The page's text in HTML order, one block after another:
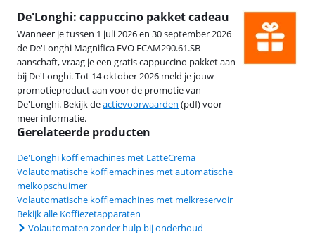
De'Longhi: cappuccino pakket cadeau
Wanneer je tussen 1 juli 2026 en 30 september 2026
de De'Longhi Magnifica EVO ECAM290.61.SB
aanschaft, vraag je een gratis cappuccino pakket aan
bij De'Longhi. Tot 14 oktober 2026 meld je jouw
promotieproduct aan voor de promotie van
De'Longhi. Bekijk deactievoorwaarden (pdf) voor
meer informatie.
Gerelateerde producten
De'Longhi koffiemachines met LatteCrema
Volautomatische koffiemachines met automatische
melkopschuimer
Volautomatische koffiemachines met melkreservoir
Bekijk alle Koffiezetapparaten
Volautomaten zonder hulp bij onderhoud